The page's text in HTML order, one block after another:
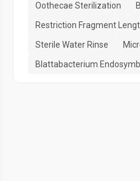
Oothecae Sterilization
Restriction Fragment
Sterile Water Rinse
Blattabacterium